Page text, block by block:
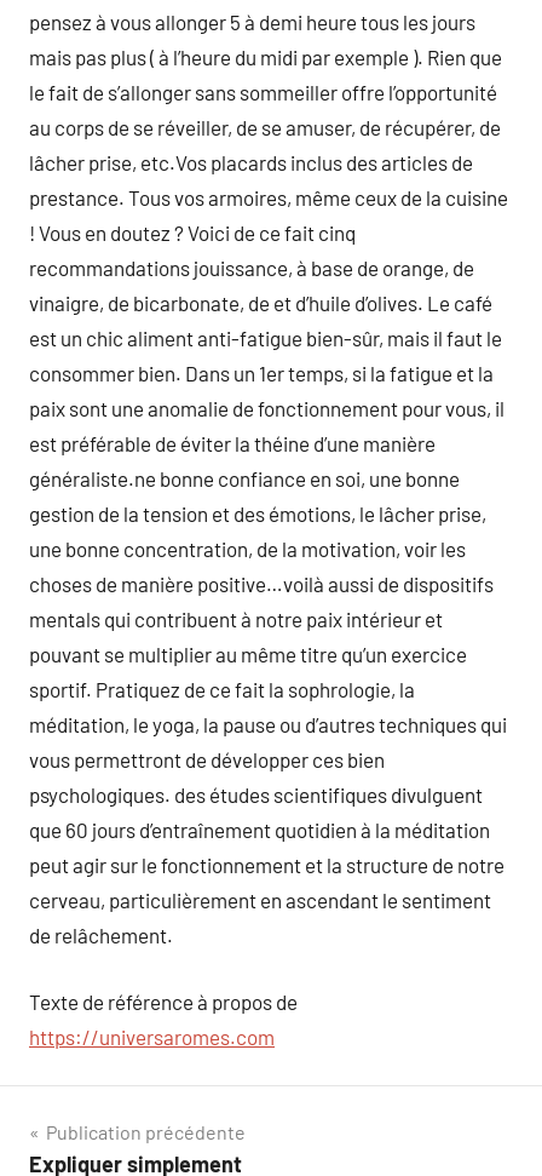
pensez à vous allonger 5 à demi heure tous les jours
mais pas plus ( à l’heure du midi par exemple ). Rien que
le fait de s’allonger sans sommeiller offre l’opportunité
au corps de se réveiller, de se amuser, de récupérer, de
lâcher prise, etc.Vos placards inclus des articles de
prestance. Tous vos armoires, même ceux de la cuisine
! Vous en doutez ? Voici de ce fait cinq
recommandations jouissance, à base de orange, de
vinaigre, de bicarbonate, de et d’huile d’olives. Le café
est un chic aliment anti-fatigue bien-sûr, mais il faut le
consommer bien. Dans un 1er temps, si la fatigue et la
paix sont une anomalie de fonctionnement pour vous, il
est préférable de éviter la théine d’une manière
généraliste.ne bonne confiance en soi, une bonne
gestion de la tension et des émotions, le lâcher prise,
une bonne concentration, de la motivation, voir les
choses de manière positive…voilà aussi de dispositifs
mentals qui contribuent à notre paix intérieur et
pouvant se multiplier au même titre qu’un exercice
sportif. Pratiquez de ce fait la sophrologie, la
méditation, le yoga, la pause ou d’autres techniques qui
vous permettront de développer ces bien
psychologiques. des études scientifiques divulguent
que 60 jours d’entraînement quotidien à la méditation
peut agir sur le fonctionnement et la structure de notre
cerveau, particulièrement en ascendant le sentiment
de relâchement.
Texte de référence à propos de
https://universaromes.com
Navigation
Publication précédente
Expliquer simplement